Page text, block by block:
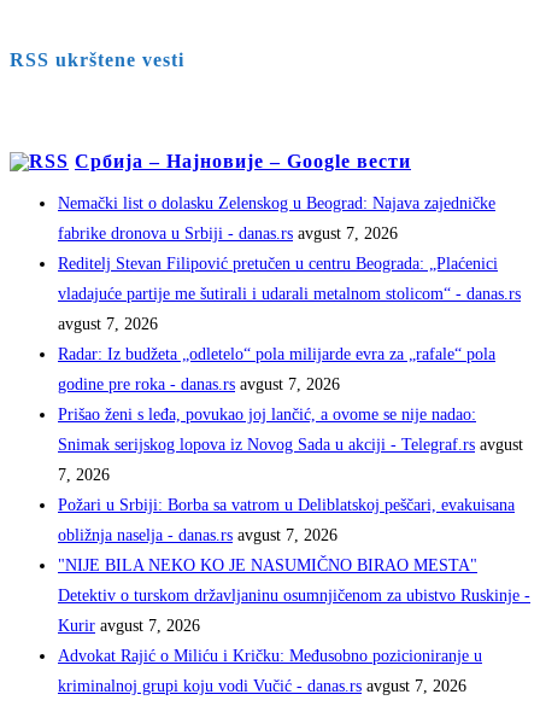
RSS ukrštene vesti
Србија – Најновије – Google вести
Nemački list o dolasku Zelenskog u Beograd: Najava zajedničke
fabrike dronova u Srbiji - danas.rs avgust 7, 2026
Reditelj Stevan Filipović pretučen u centru Beograda: „Plaćenici
vladajuće partije me šutirali i udarali metalnom stolicom“ - danas.rs
avgust 7, 2026
Radar: Iz budžeta „odletelo“ pola milijarde evra za „rafale“ pola
godine pre roka - danas.rs avgust 7, 2026
Prišao ženi s leđa, povukao joj lančić, a ovome se nije nadao:
Snimak serijskog lopova iz Novog Sada u akciji - Telegraf.rs avgust
7, 2026
Požari u Srbiji: Borba sa vatrom u Deliblatskoj peščari, evakuisana
obližnja naselja - danas.rs avgust 7, 2026
"NIJE BILA NEKO KO JE NASUMIČNO BIRAO MESTA"
Detektiv o turskom državljaninu osumnjičenom za ubistvo Ruskinje -
Kurir avgust 7, 2026
Advokat Rajić o Miliću i Kričku: Međusobno pozicioniranje u
kriminalnoj grupi koju vodi Vučić - danas.rs avgust 7, 2026